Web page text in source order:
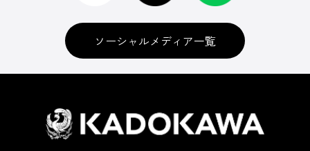
ソーシャルメディア一覧